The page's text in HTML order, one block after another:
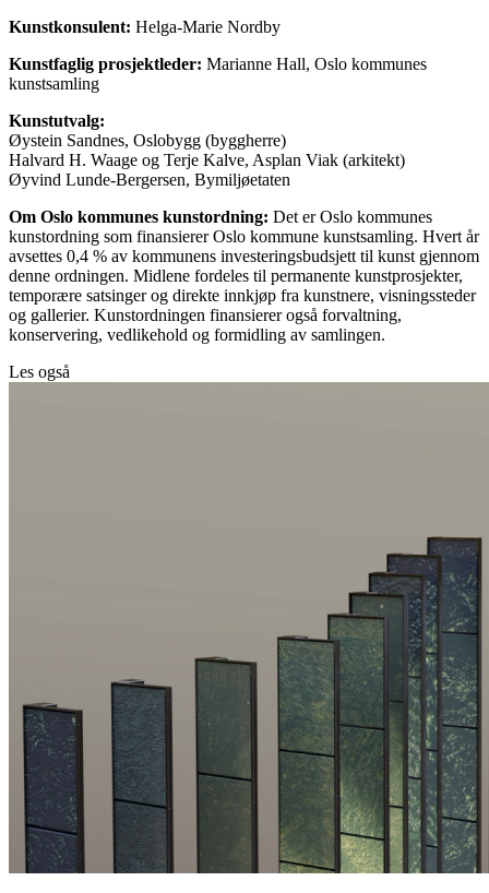
Kunstkonsulent: Helga-Marie Nordby
Kunstfaglig prosjektleder: Marianne Hall, Oslo kommunes
kunstsamling
Kunstutvalg:
Øystein Sandnes, Oslobygg (byggherre)
Halvard H. Waage og Terje Kalve, Asplan Viak (arkitekt)
Øyvind Lunde-Bergersen, Bymiljøetaten
Om Oslo kommunes kunstordning: Det er Oslo kommunes
kunstordning som finansierer Oslo kommune kunstsamling. Hvert år
avsettes 0,4 % av kommunens investeringsbudsjett til kunst gjennom
denne ordningen. Midlene fordeles til permanente kunstprosjekter,
temporære satsinger og direkte innkjøp fra kunstnere, visningssteder
og gallerier. Kunstordningen finansierer også forvaltning,
konservering, vedlikehold og formidling av samlingen.
Les også